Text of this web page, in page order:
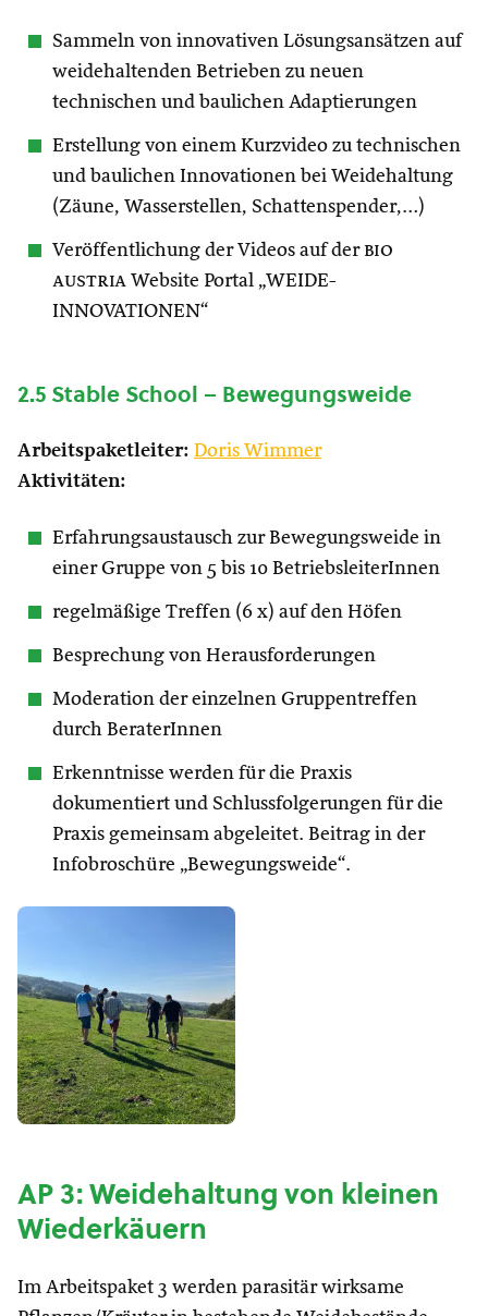
Sammeln von innovativen Lösungsansätzen auf
weidehaltenden Betrieben zu neuen
technischen und baulichen Adaptierungen
Erstellung von einem Kurzvideo zu technischen
und baulichen Innovationen bei Weidehaltung
(Zäune, Wasserstellen, Schattenspender,…)
Veröffentlichung der Videos auf der bio
austria Website Portal „WEIDE-
INNOVATIONEN“
2.5 Stable School – Bewegungsweide
Arbeitspaketleiter: Doris Wimmer
Aktivitäten:
Erfahrungsaustausch zur Bewegungsweide in
einer Gruppe von 5 bis 10 BetriebsleiterInnen
regelmäßige Treffen (6 x) auf den Höfen
Besprechung von Herausforderungen
Moderation der einzelnen Gruppentreffen
durch BeraterInnen
Erkenntnisse werden für die Praxis
dokumentiert und Schlussfolgerungen für die
Praxis gemeinsam abgeleitet. Beitrag in der
Infobroschüre „Bewegungsweide“.
AP 3: Weidehaltung von kleinen
Wiederkäuern
Im Arbeitspaket 3 werden parasitär wirksame